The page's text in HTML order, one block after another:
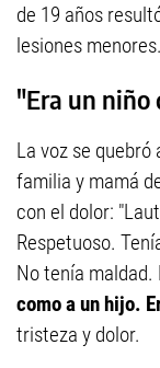
de 19 años
lesiones menores.
"Era un niño
La voz se
familia y mamá
con el dolor:
Respetuoso.
No tenía maldad.
como a un hijo.
tristeza y dolor.